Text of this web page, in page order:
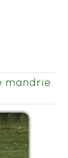
mandrie